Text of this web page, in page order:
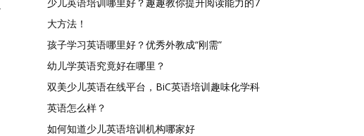
大方法！
孩子学习英语哪里好？优秀外教成“刚需”
幼儿学英语究竟好在哪里？
双美少儿英语在线平台，BiC英语培训趣味化学科
英语怎么样？
如何知道少儿英语培训机构哪家好